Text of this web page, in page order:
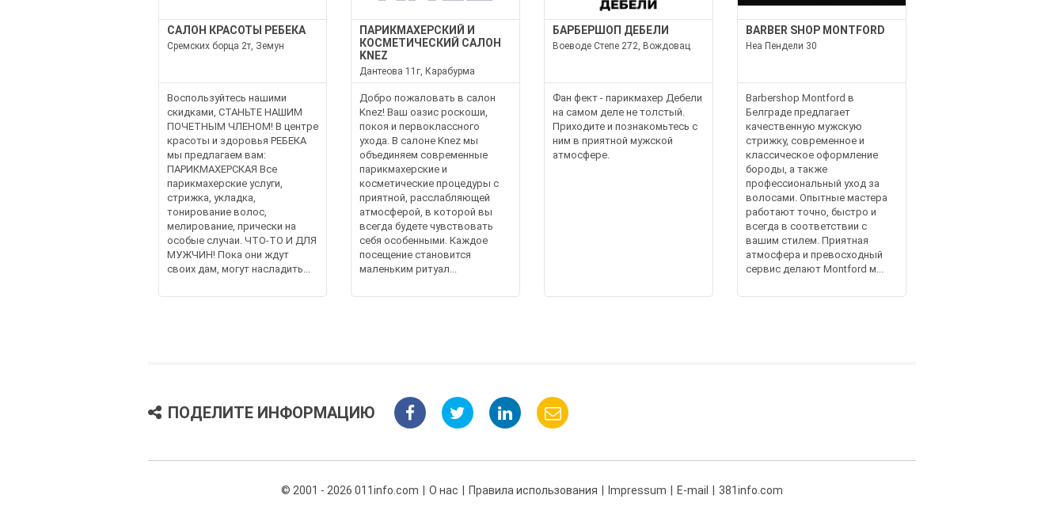
САЛОН КРАСОТЫ РЕБЕКА
Сремских борца 2т, Земун
Воспользуйтесь нашими
скидками, СТАНЬТЕ НАШИМ
ПОЧЕТНЫМ ЧЛЕНОМ! В центре
красоты и здоровья РЕБЕКА
мы предлагаем вам:
ПАРИКМАХЕРСКАЯ Все
парикмахерские услуги,
стрижка, укладка,
тонирование волос,
мелирование, прически на
особые случаи. ЧТО-ТО И ДЛЯ
МУЖЧИН! Пока они ждут
своих дам, могут насладить...
ПАРИКМАХЕРСКИЙ И
КОСМЕТИЧЕСКИЙ САЛОН
KNEZ
Дантеова 11г, Карабурма
Добро пожаловать в салон
Knez! Ваш оазис роскоши,
покоя и первоклассного
ухода. В салоне Knez мы
объединяем современные
парикмахерские и
косметические процедуры с
приятной, расслабляющей
атмосферой, в которой вы
всегда будете чувствовать
себя особенными. Каждое
посещение становится
маленьким ритуал...
БАРБЕРШОП ДЕБЕЛИ
Воеводе Степе 272, Вождовац
Фан фект - парикмахер Дебели
на самом деле не толстый.
Приходите и познакомьтесь с
ним в приятной мужской
атмосфере.
BARBER SHOP MONTFORD
Неа Пендели 30
Barbershop Montford в
Белграде предлагает
качественную мужскую
стрижку, современное и
классическое оформление
бороды, а также
профессиональный уход за
волосами. Опытные мастера
работают точно, быстро и
всегда в соответствии с
вашим стилем. Приятная
атмосфера и превосходный
сервис делают Montford м...
ПОДЕЛИТЕ ИНФОРМАЦИЮ
© 2001 - 2026 011info.com О нас Правила использования Impressum E-mail 381info.com